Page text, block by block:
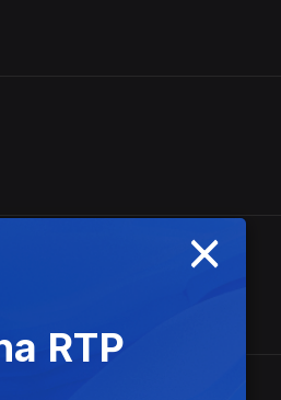
×
RTP